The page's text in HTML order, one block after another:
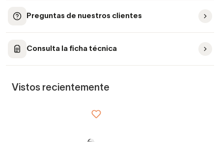
Preguntas de nuestros clientes
Consulta la ficha técnica
Vistos recientemente